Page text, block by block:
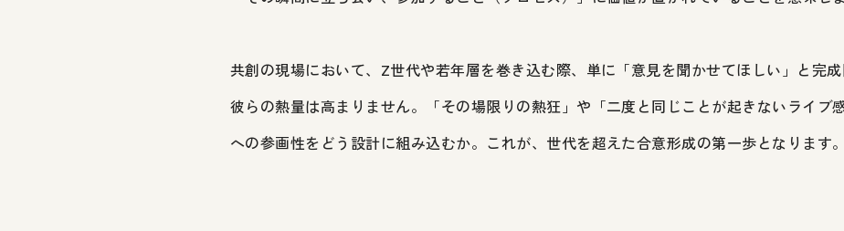
共創の現場において、Z世代や若年層を巻き込む際、単に「意見を聞かせてほしい」と完
彼らの熱量は高まりません。「その場限りの熱狂」や「二度と同じことが起きないライブ
への参画性をどう設計に組み込むか。これが、世代を超えた合意形成の第一歩となります。